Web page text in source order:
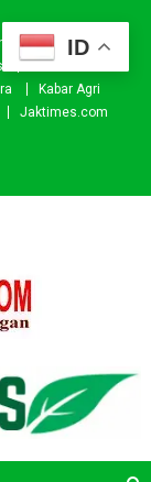
Donasi
Kabar.id
Kabar Agri
Jaktimes.com
ID